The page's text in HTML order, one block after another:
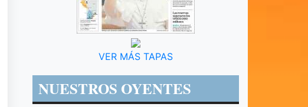
VER MÁS TAPAS
NUESTROS OYENTES